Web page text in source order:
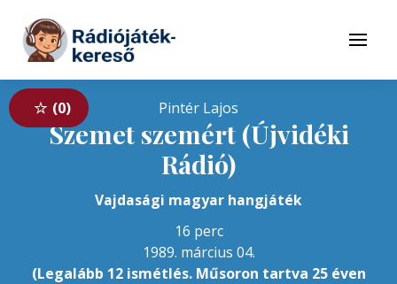
Tovább a tartalomhoz
Menü
0 Pintér Lajos
Szemet szemért (Újvidéki
Rádió)
Vajdasági magyar hangjáték
16 perc
1989. március 04.
(Legalább 12 ismétlés. Műsoron tartva 25 éven